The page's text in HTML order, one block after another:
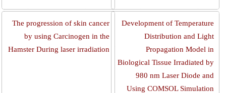
Development of Temperature
Distribution and Light
Propagation Model in
Biological Tissue Irradiated by
980 nm Laser Diode and
Using COMSOL Simulation
The progression of skin cancer
by using Carcinogen in the
Hamster During laser irradiation